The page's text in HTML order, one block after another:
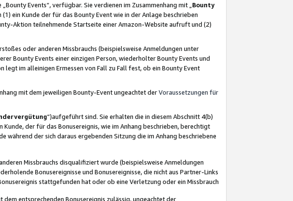
Events“, verfügbar. Sie verdienen im Zusammenhang mit „ Bounty
ein Kunde der für das Bounty Event wie in der Anlage beschrieben
Aktion teilnehmende Startseite einer Amazon-Website aufruft und (2)
oder anderen Missbrauchs (beispielsweise Anmeldungen unter
Bounty Events einer einzigen Person, wiederholter Bounty Events und
im alleinigen Ermessen von Fall zu Fall fest, ob ein Bounty Event
mit dem jeweiligen Bounty-Event ungeachtet derVoraussetzungen für
“)aufgeführt sind. Sie erhalten die in diesem Abschnitt 4(b)
Kunde, der für das Bonusereignis, wie im Anhang beschrieben, berechtigt
während der sich daraus ergebenden Sitzung die im Anhang beschriebene
Missbrauchs disqualifiziert wurde (beispielsweise Anmeldungen
Bonusereignisse und Bonusereignisse, die nicht aus Partner-Links
stattgefunden hat oder ob eine Verletzung oder ein Missbrauch
entsprechenden Bonusereignis zulässig, ungeachtet der